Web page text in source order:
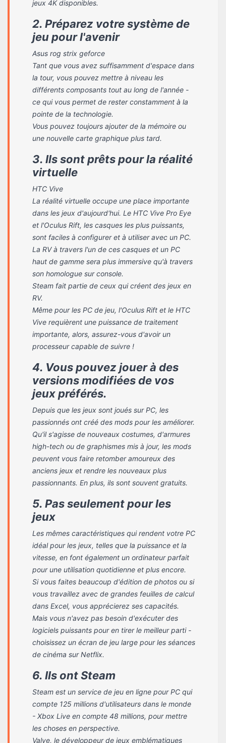
jeux 4K disponibles.
2. Préparez votre système de
jeu pour l'avenir
Asus rog strix geforce
Tant que vous avez suffisamment d'espace dans
la tour, vous pouvez mettre à niveau les
différents composants tout au long de l'année -
ce qui vous permet de rester constamment à la
pointe de la technologie.
Vous pouvez toujours ajouter de la mémoire ou
une nouvelle carte graphique plus tard.
3. Ils sont prêts pour la réalité
virtuelle
HTC Vive
La réalité virtuelle occupe une place importante
dans les jeux d'aujourd'hui. Le HTC Vive Pro Eye
et l'Oculus Rift, les casques les plus puissants,
sont faciles à configurer et à utiliser avec un PC.
La RV à travers l'un de ces casques et un PC
haut de gamme sera plus immersive qu'à travers
son homologue sur console.
Steam fait partie de ceux qui créent des jeux en
RV.
Même pour les PC de jeu, l'Oculus Rift et le HTC
Vive requièrent une puissance de traitement
importante, alors, assurez-vous d'avoir un
processeur capable de suivre !
4. Vous pouvez jouer à des
versions modifiées de vos
jeux préférés.
Depuis que les jeux sont joués sur PC, les
passionnés ont créé des mods pour les améliorer.
Qu'il s'agisse de nouveaux costumes, d'armures
high-tech ou de graphismes mis à jour, les mods
peuvent vous faire retomber amoureux des
anciens jeux et rendre les nouveaux plus
passionnants. En plus, ils sont souvent gratuits.
5. Pas seulement pour les
jeux
Les mêmes caractéristiques qui rendent votre PC
idéal pour les jeux, telles que la puissance et la
vitesse, en font également un ordinateur parfait
pour une utilisation quotidienne et plus encore.
Si vous faites beaucoup d'édition de photos ou si
vous travaillez avec de grandes feuilles de calcul
dans Excel, vous apprécierez ses capacités.
Mais vous n'avez pas besoin d'exécuter des
logiciels puissants pour en tirer le meilleur parti -
choisissez un écran de jeu large pour les séances
de cinéma sur Netflix.
6. Ils ont Steam
Steam est un service de jeu en ligne pour PC qui
compte 125 millions d'utilisateurs dans le monde
- Xbox Live en compte 48 millions, pour mettre
les choses en perspective.
Valve, le développeur de jeux emblématiques